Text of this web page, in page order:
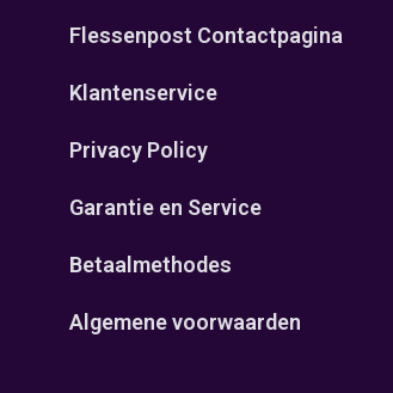
Flessenpost Contactpagina
Klantenservice
Privacy Policy
Garantie en Service
Betaalmethodes
Algemene voorwaarden